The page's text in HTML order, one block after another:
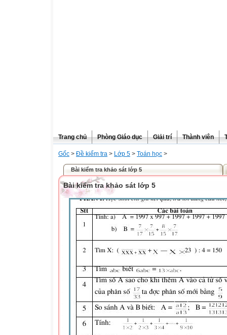
Trang chủ Phòng Giáo dục Giải trí Thành viên
Gốc > Đề kiểm tra > Lớp 5 > Toán học >
Bài kiểm tra khảo sát lớp 5
Bài kiểm tra khảo sát lớp 5